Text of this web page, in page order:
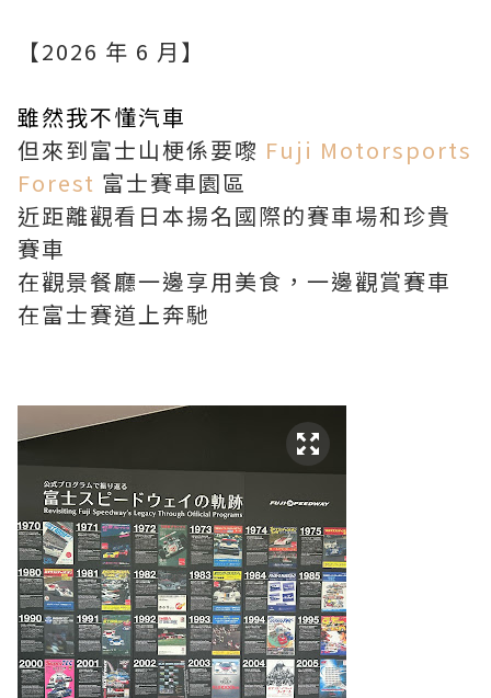
【2026 年 6 月】
雖然我不懂汽車
但來到富士山梗係要嚟 Fuji Motorsports
Forest 富士賽車園區
近距離觀看日本揚名國際的賽車場和珍貴
賽車
在觀景餐廳一邊享用美食，一邊觀賞賽車
在富士賽道上奔馳